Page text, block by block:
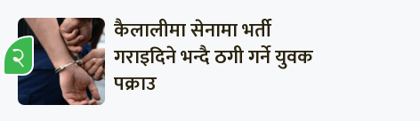
कैलालीमा सेनामा भर्ती
गराइदिने भन्दै ठगी गर्ने युवक
पक्राउ